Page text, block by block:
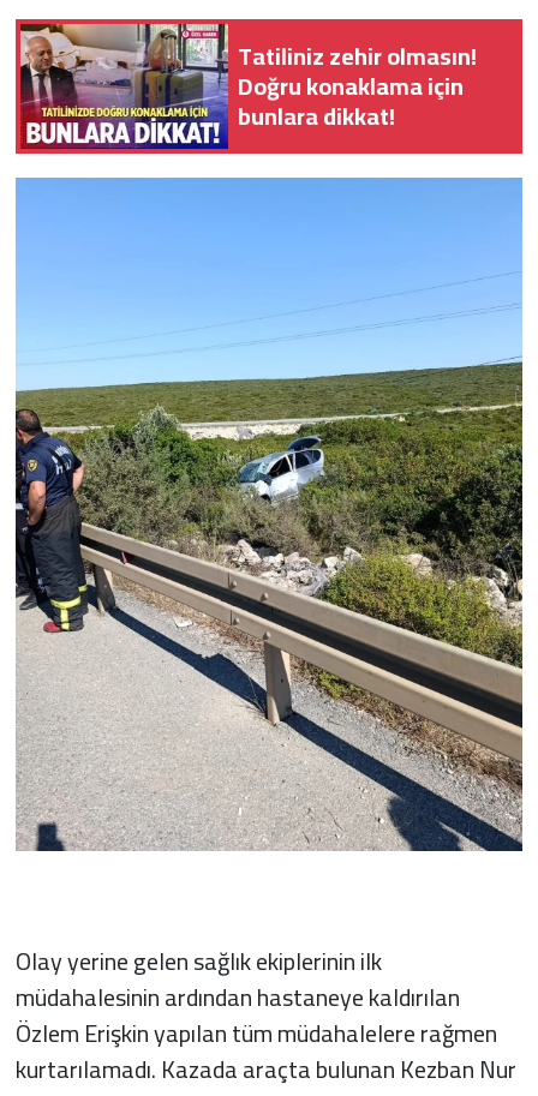
Tatiliniz zehir olmasın!
Doğru konaklama için
bunlara dikkat!
Olay yerine gelen sağlık ekiplerinin ilk
müdahalesinin ardından hastaneye kaldırılan
Özlem Erişkin yapılan tüm müdahalelere rağmen
kurtarılamadı. Kazada araçta bulunan Kezban Nur